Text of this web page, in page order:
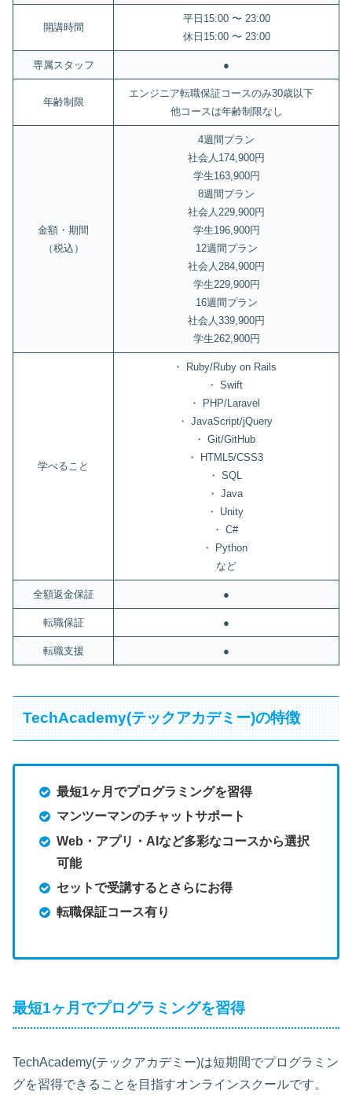
開講時間
平日15:00 〜 23:00
休日15:00 〜 23:00
専属スタッフ ●
年齢制限
エンジニア転職保証コースのみ30歳以下
他コースは年齢制限なし
金額・期間
（税込）
4週間プラン
社会人174,900円
学生163,900円
8週間プラン
社会人229,900円
学生196,900円
12週間プラン
社会人284,900円
学生229,900円
16週間プラン
社会人339,900円
学生262,900円
学べること
・ Ruby/Ruby on Rails
・ Swift
・ PHP/Laravel
・ JavaScript/jQuery
・ Git/GitHub
・ HTML5/CSS3
・ SQL
・ Java
・ Unity
・ C#
・ Python
など
全額返金保証 ●
転職保証 ●
転職支援 ●
TechAcademy(テックアカデミー)の特徴
最短1ヶ月でプログラミングを習得
マンツーマンのチャットサポート
Web・アプリ・AIなど多彩なコースから選択
可能
セットで受講するとさらにお得
転職保証コース有り
最短1ヶ月でプログラミングを習得
TechAcademy(テックアカデミー)は短期間でプログラミン
グを習得できることを目指すオンラインスクールです。